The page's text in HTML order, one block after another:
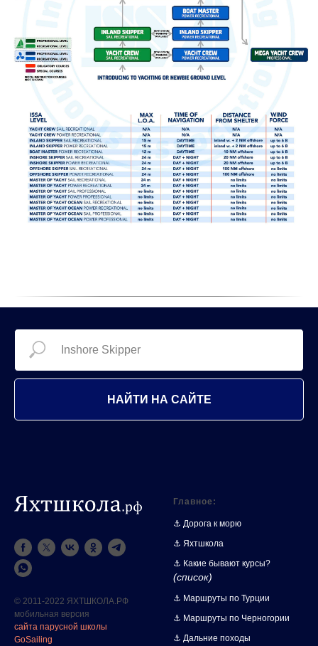
НАЙТИ НА САЙТЕ
© 2011-2022 ЯХТШКОЛА.РФ
мобильная версия
сайта парусной школы
GoSailing
Главное:
⚓ Дорога к морю
⚓ Яхтшкола
⚓ Какие бывают курсы?
(список)
⚓ Маршруты по Турции
⚓ Маршруты по Черногории
⚓ Дальние походы